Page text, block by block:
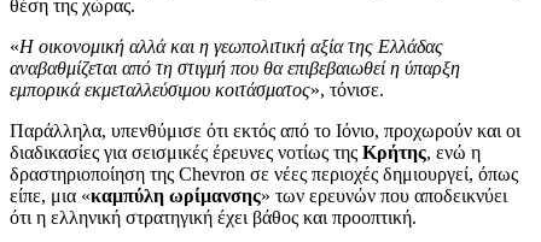
θέση της χώρας.
«Η οικονομική αλλά και η γεωπολιτική αξία της Ελλάδας
αναβαθμίζεται από τη στιγμή που θα επιβεβαιωθεί η ύπαρξη
εμπορικά εκμεταλλεύσιμου κοιτάσματος», τόνισε.
Παράλληλα, υπενθύμισε ότι εκτός από το Ιόνιο, προχωρούν και οι
διαδικασίες για σεισμικές έρευνες νοτίως της Κρήτης, ενώ η
δραστηριοποίηση της Chevron σε νέες περιοχές δημιουργεί, όπως
είπε, μια «καμπύλη ωρίμανσης» των ερευνών που αποδεικνύει
ότι η ελληνική στρατηγική έχει βάθος και προοπτική.